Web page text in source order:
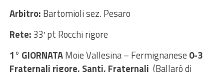
Arbitro: Bartomioli sez. Pesaro
Rete:33′ pt Rocchi rigore
1° GIORNATAMoie Vallesina – Fermignanese 0-3
Fraternali rigore, Santi, Fraternali (Ballarò di